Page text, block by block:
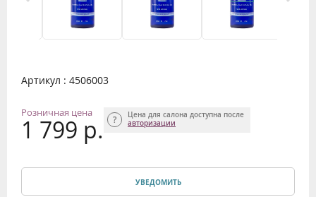
Артикул : 4506003
Розничная цена
1 799 р.
Цена для салона доступна после
авторизации
УВЕДОМИТЬ